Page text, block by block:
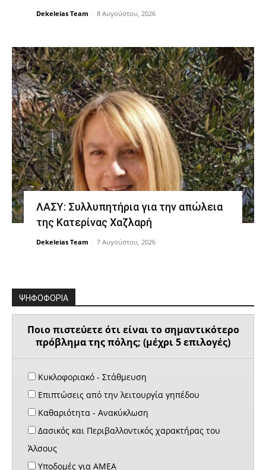
Dekeleias Team - 8 Αυγούστου, 2026
ΛΑΣΥ: Συλλυπητήρια για την απώλεια
της Κατερίνας Χαζλαρή
Dekeleias Team - 7 Αυγούστου, 2026
ΨΗΦΟΦΟΡΙΑ
Ποιο πιστεύετε ότι είναι το σημαντικότερο
πρόβλημα της πόλης; (μέχρι 5 επιλογές)
Κυκλοφοριακό - Στάθμευση
Επιπτώσεις από την λειτουργία γηπέδου
Καθαριότητα - Ανακύκλωση
Δασικός και Περιβαλλοντικός χαρακτήρας του
Άλσους
Υποδομές για ΑΜΕΑ